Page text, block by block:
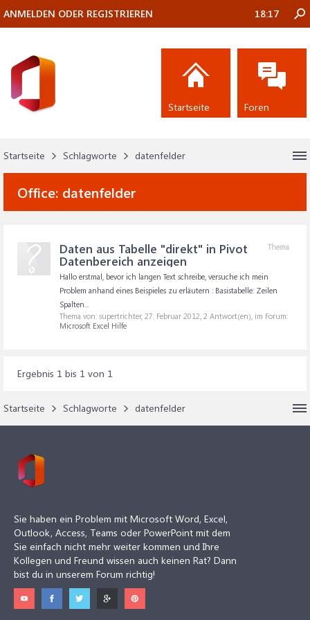
Startseite Schlagworte datenfelder
Office: datenfelder
Thema
Daten aus Tabelle "direkt" in Pivot
Datenbereich anzeigen
Hallo erstmal, bevor ich langen Text schreibe, versuche ich mein
Problem anhand eines Beispieles zu erläutern : Basistabelle: Zeilen
Spalten...
Thema von: supertrichter, 27. Februar 2012, 2 Antwort(en), im Forum:
Microsoft Excel Hilfe
Ergebnis 1 bis 1 von 1
Startseite Schlagworte datenfelder
ANMELDEN ODER REGISTRIEREN 18:17
Startseite Foren
Sie haben ein Problem mit Microsoft Word, Excel,
Outlook, Access, Teams oder PowerPoint mit dem
Sie einfach nicht mehr weiter kommen und Ihre
Kollegen und Freund wissen auch keinen Rat? Dann
bist du in unserem Forum richtig!